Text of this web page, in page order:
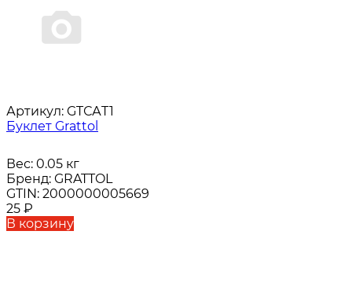
Артикул: GTСАT1
Буклет Grattol
Вес: 0.05 кг
Бренд: GRATTOL
GTIN: 2000000005669
25 ₽
В корзину